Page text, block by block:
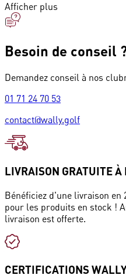
Afficher plus
Besoin de conseil
Demandez conseil à nos
01 71 24 70 53
contact@wally.golf
LIVRAISON GRATUITE
Bénéficiez d'une livraison
pour les produits en stock !
livraison est offerte.
CERTIFICATIONS